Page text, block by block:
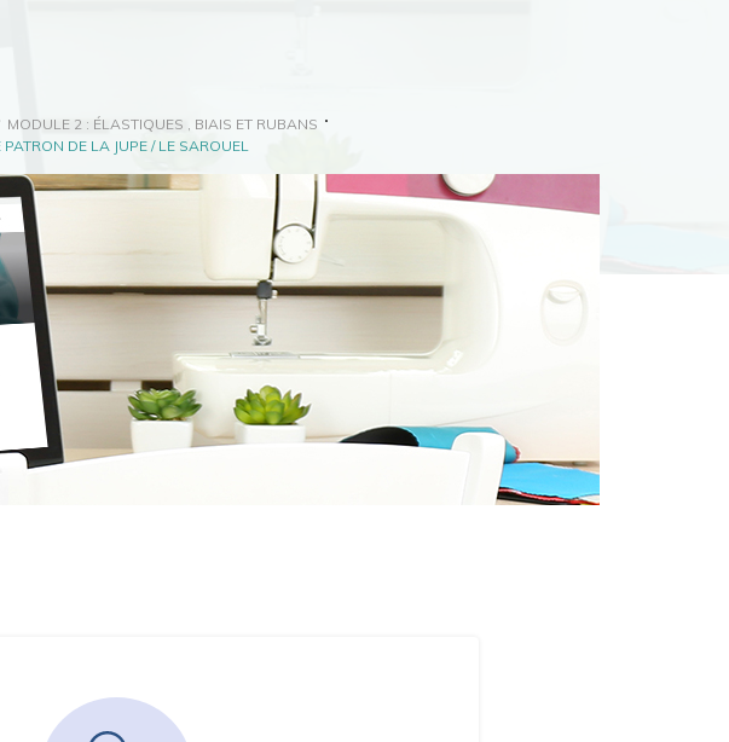
MODULE 2 : ÉLASTIQUES , BIAIS ET RUBANS
PATRON DE LA JUPE / LE SAROUEL